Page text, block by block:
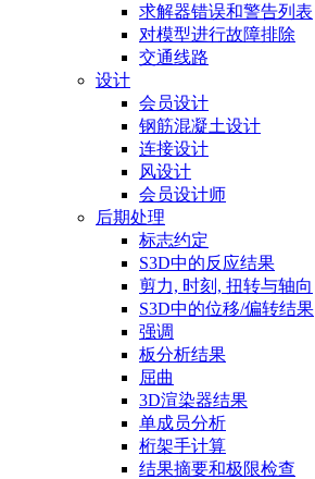
求解器错误和警告列表
对模型进行故障排除
交通线路
设计
会员设计
钢筋混凝土设计
连接设计
风设计
会员设计师
后期处理
标志约定
S3D中的反应结果
剪力, 时刻, 扭转与轴向
S3D中的位移/偏转结果
强调
板分析结果
屈曲
3D渲染器结果
单成员分析
桁架手计算
结果摘要和极限检查